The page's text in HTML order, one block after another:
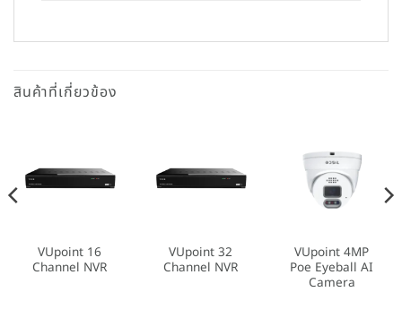
สินค้าที่เกี่ยวข้อง
VUpoint 16
Channel NVR
VUpoint 32
Channel NVR
VUpoint 4MP
Poe Eyeball AI
Camera